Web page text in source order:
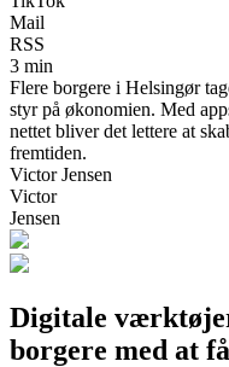
Mail
RSS
3 min
Flere borgere i Helsingør
styr på økonomien. Med
nettet bliver det lettere at
fremtiden.
Victor Jensen
Victor
Jensen
Digitale
borgere med at